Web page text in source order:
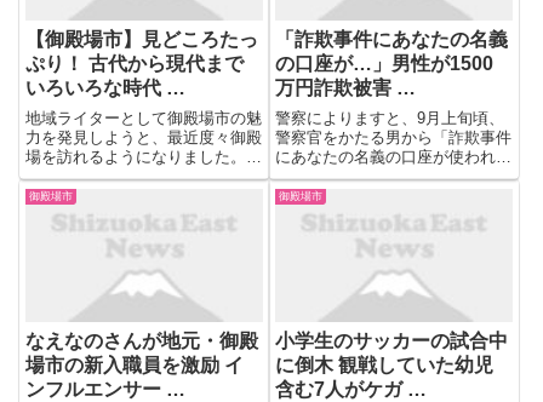
【御殿場市】見どころたっ
ぷり！ 古代から現代まで
いろいろな時代 …
地域ライターとして御殿場市の魅
力を発見しようと、最近度々御殿
場を訪れるようになりました。
昨年の年末に御殿場馬車鉄道が廃
止から90年振りによみがえった
というニュースを見たことを思い
出し、馬車鉄道について調べてみ
ると、御殿場馬車鉄道は ...
「詐欺事件にあなたの名義
の口座が…」男性が1500
万円詐欺被害 …
警察によりますと、9月上旬頃、
警察官をかたる男から「詐欺事件
にあなたの名義の口座が使われて
いることが分かった」と男性に電
話があり、その後、検察官をかた
る男から「事件について調べるた
め、あなたが管理するお金を全て
振り込んでほしい」などと電話
御殿場市
なえなのさんが地元・御殿
場市の新入職員を激励 イ
ンフルエンサー …
御殿場市
小学生のサッカーの試合中
に倒木 観戦していた幼児
含む7人がケガ …